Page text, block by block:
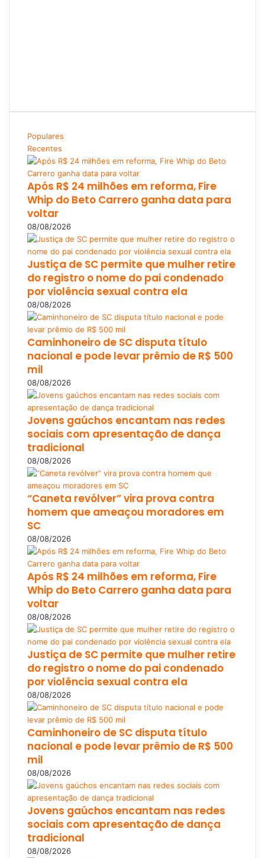
Populares
Recentes
Após R$ 24 milhões em reforma, Fire
Whip do Beto Carrero ganha data para
voltar
08/08/2026
Justiça de SC permite que mulher retire
do registro o nome do pai condenado
por violência sexual contra ela
08/08/2026
Caminhoneiro de SC disputa título
nacional e pode levar prêmio de R$ 500
mil
08/08/2026
Jovens gaúchos encantam nas redes
sociais com apresentação de dança
tradicional
08/08/2026
“Caneta revólver” vira prova contra
homem que ameaçou moradores em
SC
08/08/2026
Após R$ 24 milhões em reforma, Fire
Whip do Beto Carrero ganha data para
voltar
08/08/2026
Justiça de SC permite que mulher retire
do registro o nome do pai condenado
por violência sexual contra ela
08/08/2026
Caminhoneiro de SC disputa título
nacional e pode levar prêmio de R$ 500
mil
08/08/2026
Jovens gaúchos encantam nas redes
sociais com apresentação de dança
tradicional
08/08/2026